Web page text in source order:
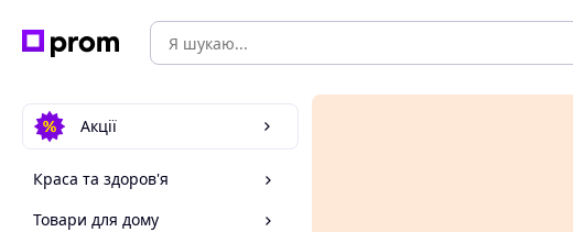
Акції
Краса та здоров'я
Товари для дому